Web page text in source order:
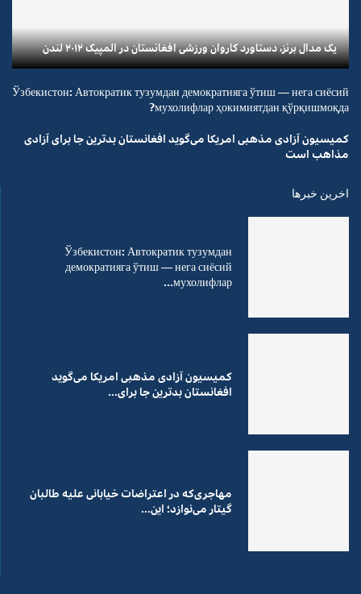
یک مدال برنز، دستاورد کاروان ورزشی افغانستان در المپیک ۲۰۱۲ لندن
Ўзбекистон: Автократик тузумдан демократияга ўтиш — нега сиёсий
мухолифлар ҳокимиятдан қўрқишмоқда?
کمیسیون آزادی مذهبی امریکا می‌گوید افغانستان بدترین جا برای آزادی
مذاهب است
اخرین خبرها
Ўзбекистон: Автократик тузумдан
демократияга ўтиш — нега сиёсий
мухолифлар...
کمیسیون آزادی مذهبی امریکا می‌گوید
افغانستان بدترین جا برای...
مهاجری‌که در اعتراضات خیابانی علیه طالبان
گیتار می‌نوازد؛ این...